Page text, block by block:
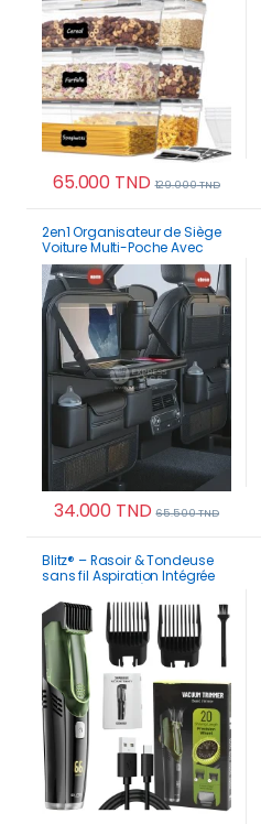
65.000 TND 129.000TND
2en1 Organisateur de Siège
Voiture Multi-Poche Avec
Porte-Tablette
34.000 TND 65.500TND
Blitz® – Rasoir & Tondeuse
sans fil Aspiration Intégrée